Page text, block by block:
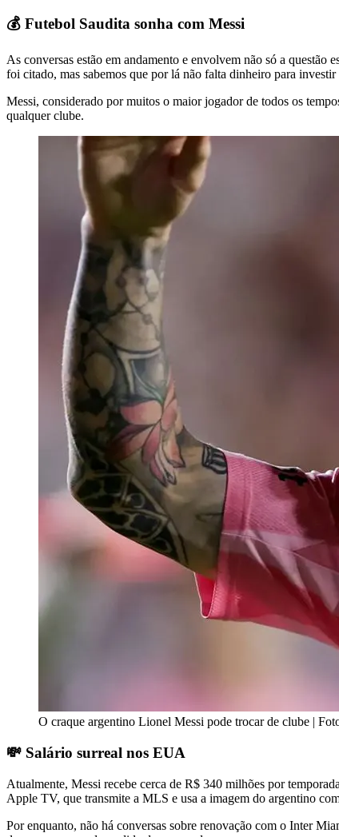
💰 Futebol Saudita sonha com Messi
As conversas estão em andamento e envolvem não só a
foi citado, mas sabemos que por lá não falta dinheiro para investir
Messi, considerado por muitos o maior jogador de todos os
qualquer clube.
O craque argentino Lionel Messi pode trocar de clube |
💸 Salário surreal nos EUA
Atualmente, Messi recebe cerca de R$ 340 milhões por
Apple TV, que transmite a MLS e usa a imagem do argentino
Por enquanto, não há conversas sobre renovação com o Inter